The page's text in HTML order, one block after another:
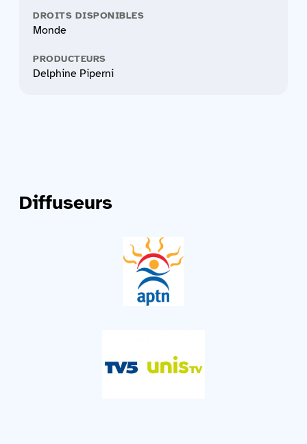
DROITS DISPONIBLES
Monde
PRODUCTEURS
Delphine Piperni
Diffuseurs